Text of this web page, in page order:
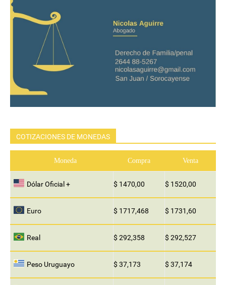
COTIZACIONES DE MONEDAS
Moneda Compra Venta
Dólar Oficial + $ 1470,00 $ 1520,00
Euro $ 1717,468 $ 1731,60
Real $ 292,358 $ 292,527
Peso Uruguayo $ 37,173 $ 37,174